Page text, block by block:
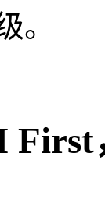
。
First